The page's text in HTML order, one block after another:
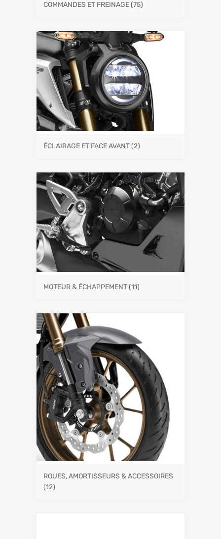
COMMANDES ET FREINAGE(75)
ÉCLAIRAGE ET FACE AVANT(2)
MOTEUR & ÉCHAPPEMENT(11)
ROUES, AMORTISSEURS & ACCESSOIRES
(12)